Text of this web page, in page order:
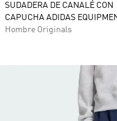
SUDADERA DE CANALÉ CON
CAPUCHA ADIDAS
Hombre Originals